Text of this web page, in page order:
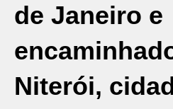
de Janeiro e
Niterói,